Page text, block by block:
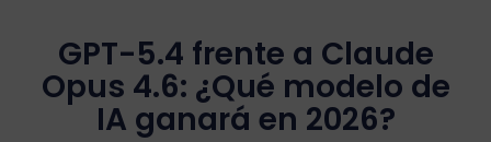
GPT-5.4 frente a Claude
Opus 4.6: ¿Qué modelo de
IA ganará en 2026?